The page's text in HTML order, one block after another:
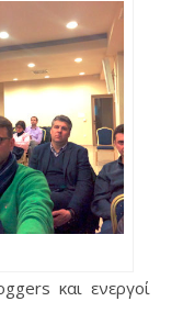
και ενεργοί